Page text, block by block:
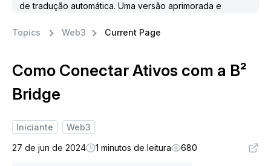
de tradução automática. Uma versão aprimorada e
Topics
Web3 Current Page
Como Conectar Ativos com a B²
Bridge
Iniciante
Web3
27 de jun de 2024
1 minutos de leitura 680